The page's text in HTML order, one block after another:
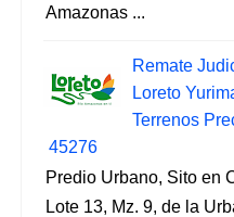
Amazonas ...
Remate
Loreto
Terrenos
45276
Predio Urbano, Sito en
Lote 13, Mz. 9, de la